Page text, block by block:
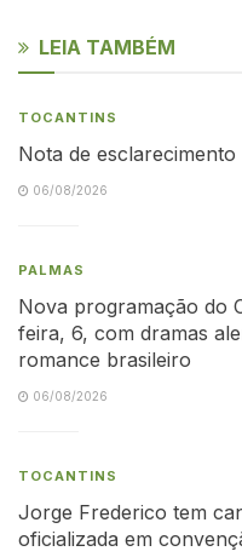
LEIA TAMBÉM
TOCANTINS
Nota de esclarecimento
06/08/2026
PALMAS
Nova programação do
feira, 6, com dramas
romance brasileiro
06/08/2026
TOCANTINS
Jorge Frederico tem
oficializada em